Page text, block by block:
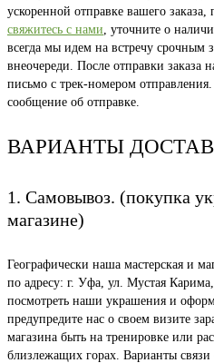
ускоренной отправке вашего
свяжитесь с нами, уточните о
всегда мы идем на встречу срочным
внеочереди. После отправки заказа
письмо с трек-номером
сообщение об отправке.
ВАРИАНТЫ
1. Самовывоз. (покупка
магазине)
Географически наша мастерская и
по адресу: г. Уфа, ул. Мустая
посмотреть наши украшения и
предупредите нас о своем визите
магазина быть на тренировке или
близлежащих горах. Варианты